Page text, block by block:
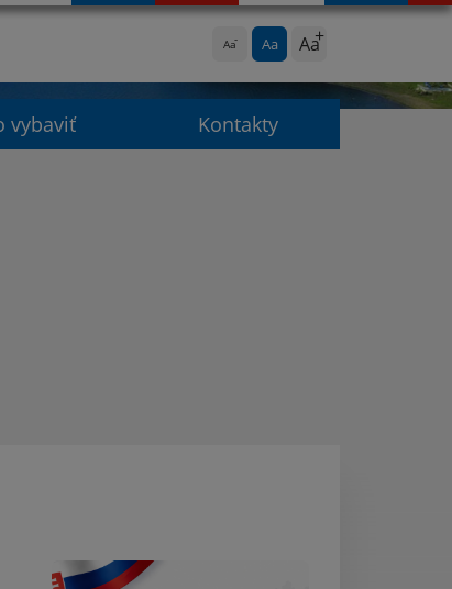
Aa Aa Aa
vybaviť Kontakty